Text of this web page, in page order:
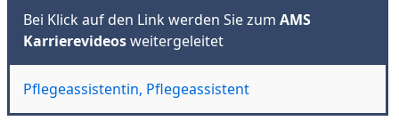
Bei Klick auf den Link werden Sie zum AMS
Karrierevideosweitergeleitet
Pflegeassistentin, Pflegeassistent